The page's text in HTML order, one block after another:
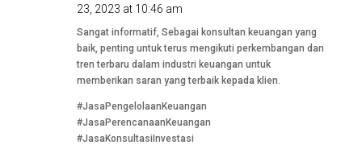
23, 2023 at 10:46 am
Sangat informatif, Sebagai konsultan keuangan yang
baik, penting untuk terus mengikuti perkembangan dan
tren terbaru dalam industri keuangan untuk
memberikan saran yang terbaik kepada klien.
#JasaPengelolaanKeuangan
#JasaPerencanaanKeuangan
#JasaKonsultasiInvestasi